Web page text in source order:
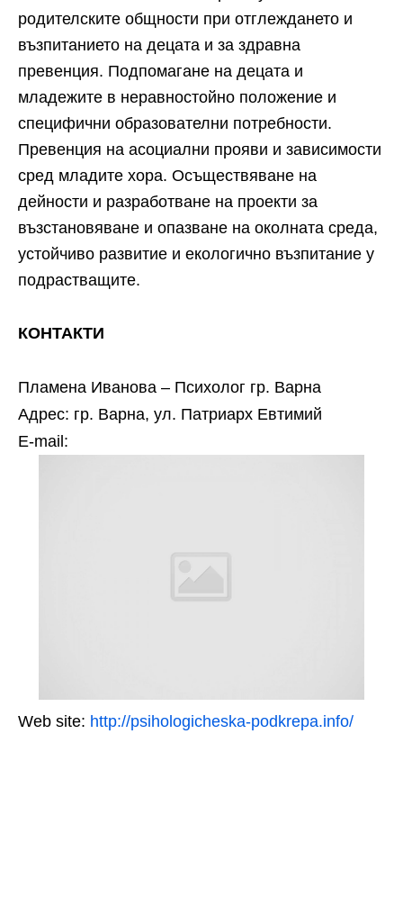
родителските общности при отглеждането и
възпитанието на децата и за здравна
превенция. Подпомагане на децата и
младежите в неравностойно положение и
специфични образователни потребности.
Превенция на асоциални прояви и зависимости
сред младите хора. Осъществяване на
дейности и разработване на проекти за
възстановяване и опазване на околната среда,
устойчиво развитие и екологично възпитание у
подрастващите.
КОНТАКТИ
Пламена Иванова – Психолог гр. Варна
Адрес: гр. Варна, ул. Патриарх Евтимий
Е-mail:
Web site: http://psihologicheska-podkrepa.info/